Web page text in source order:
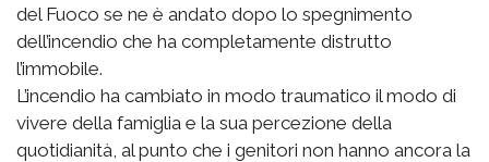
del Fuoco se ne è andato dopo lo spegnimento
dell’incendio che ha completamente distrutto
l’immobile.
L’incendio ha cambiato in modo traumatico il modo di
vivere della famiglia e la sua percezione della
quotidianità, al punto che i genitori non hanno ancora la